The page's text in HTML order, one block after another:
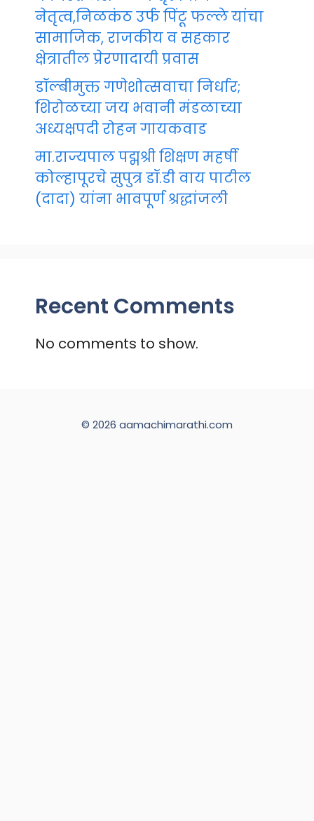
नेतृत्व,निळकंठ उर्फ पिंटू फल्ले यांचा
सामाजिक, राजकीय व सहकार
क्षेत्रातील प्रेरणादायी प्रवास
डॉल्बीमुक्त गणेशोत्सवाचा निर्धार;
शिरोळच्या जय भवानी मंडळाच्या
अध्यक्षपदी रोहन गायकवाड
मा.राज्यपाल पद्मश्री शिक्षण महर्षी
कोल्हापूरचे सुपुत्र डॉ.डी वाय पाटील
(दादा) यांना भावपूर्ण श्रद्धांजली
Recent Comments
No comments to show.
© 2026 aamachimarathi.com